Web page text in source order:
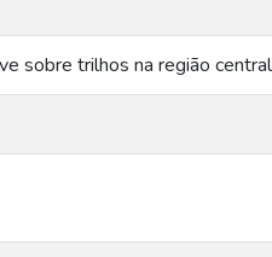
sobre trilhos na região